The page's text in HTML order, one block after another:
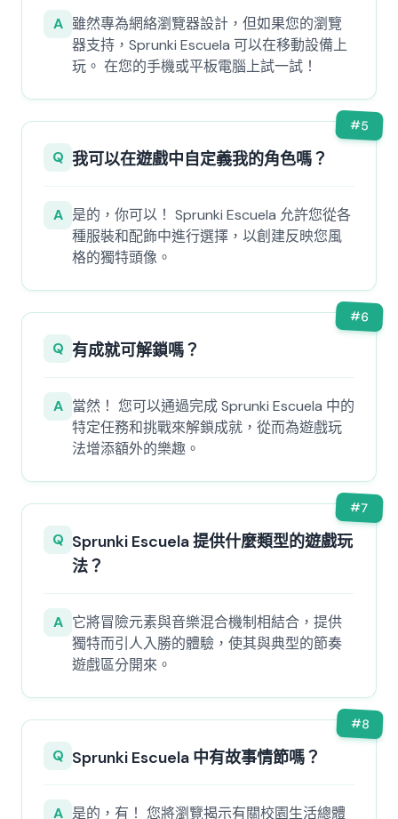
A 雖然專為網絡瀏覽器設計，但如果您的瀏覽
器支持，Sprunki Escuela 可以在移動設備上
玩。 在您的手機或平板電腦上試一試！
#5
Q 我可以在遊戲中自定義我的角色嗎？
A 是的，你可以！ Sprunki Escuela 允許您從各
種服裝和配飾中進行選擇，以創建反映您風
格的獨特頭像。
#6
Q 有成就可解鎖嗎？
A 當然！ 您可以通過完成 Sprunki Escuela 中的
特定任務和挑戰來解鎖成就，從而為遊戲玩
法增添額外的樂趣。
#7
Q Sprunki Escuela 提供什麼類型的遊戲玩
法？
A 它將冒險元素與音樂混合機制相結合，提供
獨特而引人入勝的體驗，使其與典型的節奏
遊戲區分開來。
#8
Q Sprunki Escuela 中有故事情節嗎？
A 是的，有！ 您將瀏覽揭示有關校園生活總體